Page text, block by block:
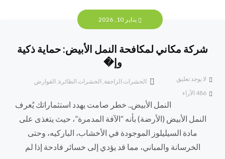
يناير 10, 2026
شركة مكاني لمكافحة النمل الأبيض: حماية ذكية
وإ�
الحشرات الزاحفة, الحشرات الطائرة, القوارض
لا يوجد تعليق
الآراء
النمل الأبيض.. خطر صامت يهدد استثماراتك يُعرف
النمل الأبيض (الأرضة) بأنه “الآفة المدمرة”، حيث يتغذى على
مادة السيليلوز الموجودة في الأخشاب، الباركيه، وحتى
الخرسانة والمباني، مما قد يؤدي إلى خسائر فادحة إذا لم